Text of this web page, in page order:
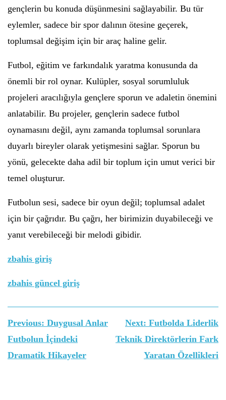
gençlerin bu konuda düşünmesini sağlayabilir. Bu tür
eylemler, sadece bir spor dalının ötesine geçerek,
toplumsal değişim için bir araç haline gelir.
Futbol, eğitim ve farkındalık yaratma konusunda da
önemli bir rol oynar. Kulüpler, sosyal sorumluluk
projeleri aracılığıyla gençlere sporun ve adaletin önemini
anlatabilir. Bu projeler, gençlerin sadece futbol
oynamasını değil, aynı zamanda toplumsal sorunlara
duyarlı bireyler olarak yetişmesini sağlar. Sporun bu
yönü, gelecekte daha adil bir toplum için umut verici bir
temel oluşturur.
Futbolun sesi, sadece bir oyun değil; toplumsal adalet
için bir çağrıdır. Bu çağrı, her birimizin duyabileceği ve
yanıt verebileceği bir melodi gibidir.
zbahis giriş
zbahis güncel giriş
Yazı
gezinmesi
Previous: Duygusal Anlar
Futbolun İçindeki
Dramatik Hikayeler
Next: Futbolda Liderlik
Teknik Direktörlerin Fark
Yaratan Özellikleri